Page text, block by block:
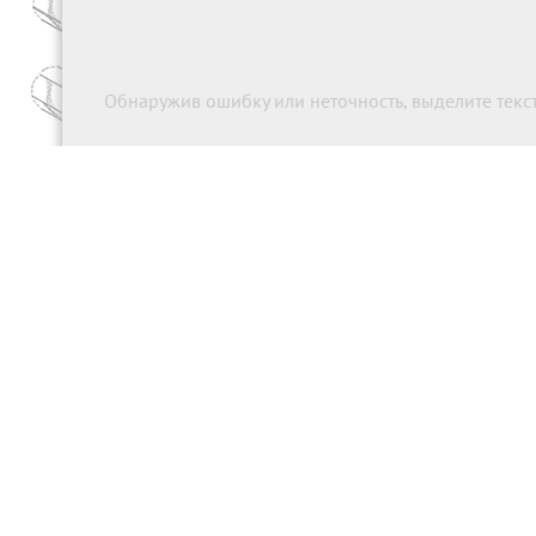
Обнаружив ошибку или неточность, выделите